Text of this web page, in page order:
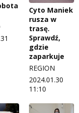
Cyto Maniek
rusza w
trasę.
Sprawdź,
gdzie
zaparkuje
REGION
2024.01.30
11:10